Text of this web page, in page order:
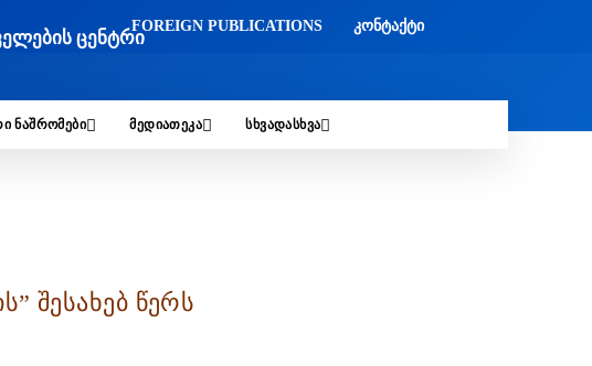
FOREIGN PUBLICATIONS ᲙᲝᲜᲢᲐᲥᲢᲘ
ᲪᲔᲜᲢᲠᲘ
ᲜᲐᲨᲠᲝᲛᲔᲑᲘ ᲛᲔᲓᲘᲐᲗᲔᲙᲐ ᲡᲮᲕᲐᲓᲐᲡᲮᲕᲐ
შესახებ წერს